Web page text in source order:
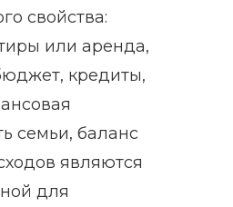
свойства:
или аренда,
кредиты,
семьи, баланс
являются
для